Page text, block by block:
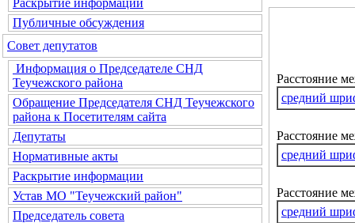
Раскрытие информации
Публичные обсуждения
Совет депутатов
Информация о Председателе СНД
Теучежского района
Обращение Председателя СНД Теучежского
района к Посетителям сайта
Депутаты
Нормативные акты
Раскрытие информации
Устав МО "Теучежский район"
Председатель совета
Расстояние
средний
Расстояние
средний
Расстояние
средний